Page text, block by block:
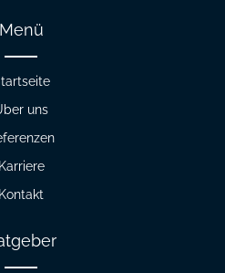
Menü
uns
Karriere
Kontakt